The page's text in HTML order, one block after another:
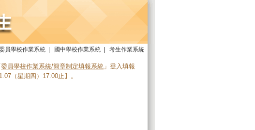
員學校作業系統 國中學校作業系統 考生作業系統
委員學校作業系統/簡章制定填報系統 」登入填報
（星期四）17:00止】。